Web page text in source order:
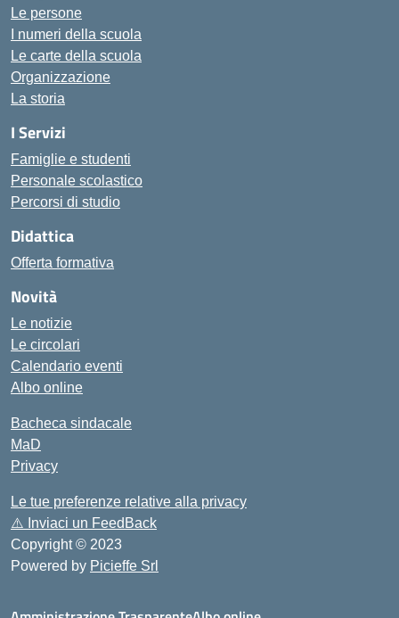
Le persone
I numeri della scuola
Le carte della scuola
Organizzazione
La storia
I Servizi
Famiglie e studenti
Personale scolastico
Percorsi di studio
Didattica
Offerta formativa
Novità
Le notizie
Le circolari
Calendario eventi
Albo online
Bacheca sindacale
MaD
Privacy
Le tue preferenze relative alla privacy
⚠️ Inviaci un FeedBack
Copyright © 2023
Powered by Picieffe Srl